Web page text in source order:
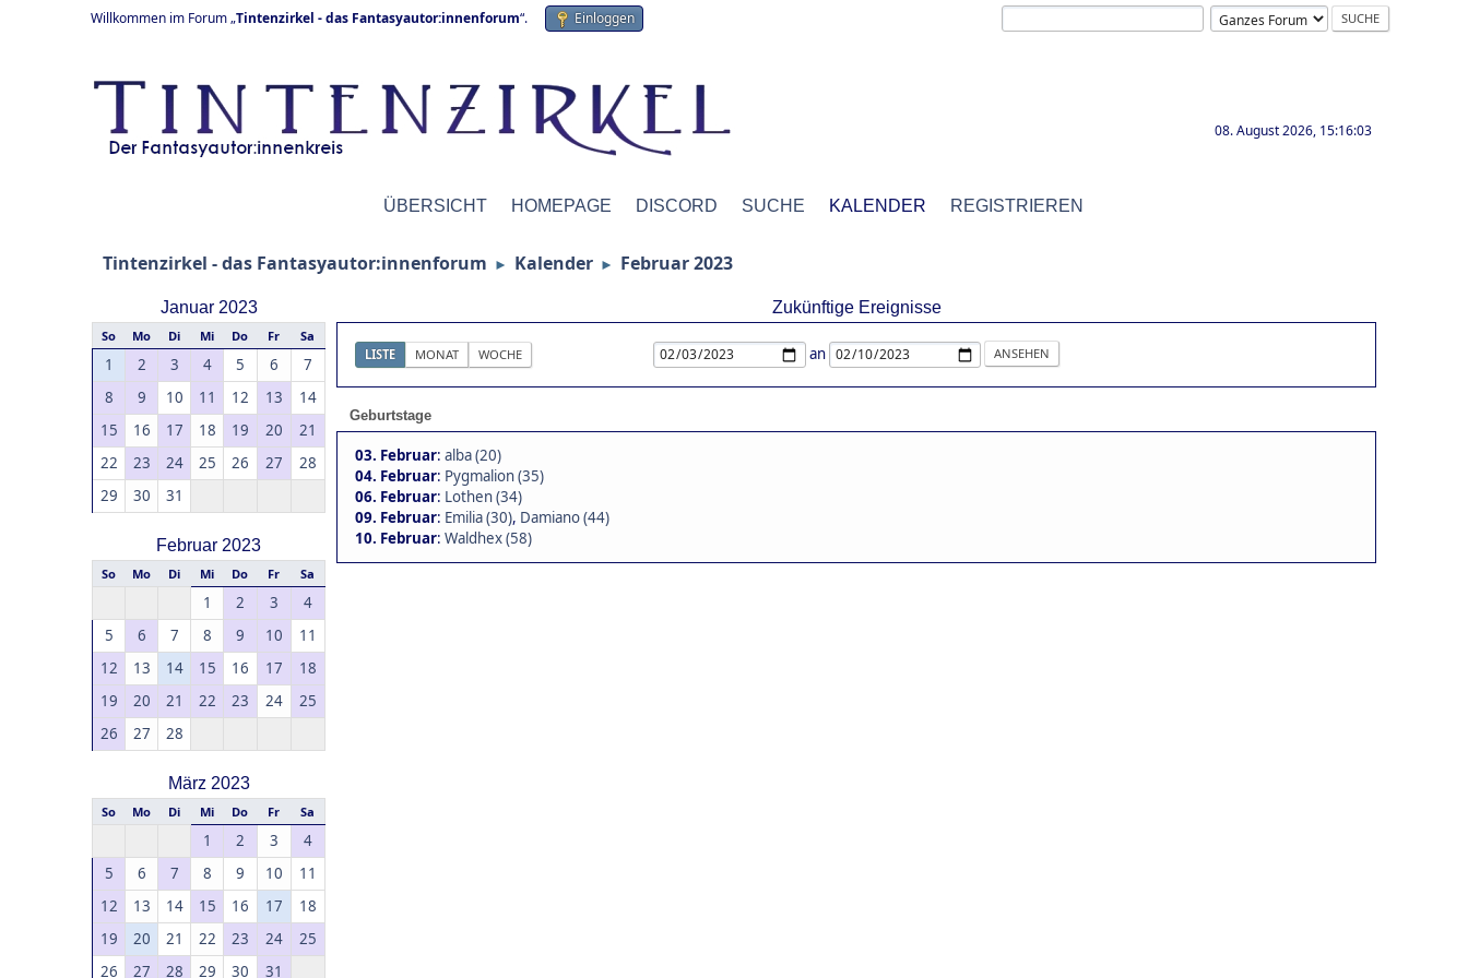
Willkommen im Forum „Tintenzirkel - das Fantasyautor:innenforum“. Einloggen
08. August 2026, 15:16:03
ÜBERSICHT HOMEPAGE DISCORD SUCHE KALENDER REGISTRIEREN
Tintenzirkel - das Fantasyautor:innenforum ► Kalender ► Februar 2023
Januar 2023
So Mo Di Mi Do Fr Sa
1 2 3 4 5 6
7
8
9 10 11 12 13
14
15
16 17 18 19 20
21
22
23 24 25 26 27
28
29
30 31
Februar 2023
So Mo Di Mi Do Fr Sa
1 2 3
4
5
6 7 8 9 10
11
12
13 14 15 16 17
18
19
20 21 22 23 24
25
26
27 28
März 2023
So Mo Di Mi Do Fr Sa
1 2 3
4
5
6 7 8 9 10
11
12
13 14 15 16 17
18
19
20 21 22 23 24
25
26
27 28 29 30 31
Zukünftige Ereignisse
LISTE MONAT WOCHE an
Geburtstage
03. Februar: alba (20)
04. Februar: Pygmalion (35)
06. Februar: Lothen (34)
09. Februar: Emilia (30), Damiano (44)
10. Februar: Waldhex (58)